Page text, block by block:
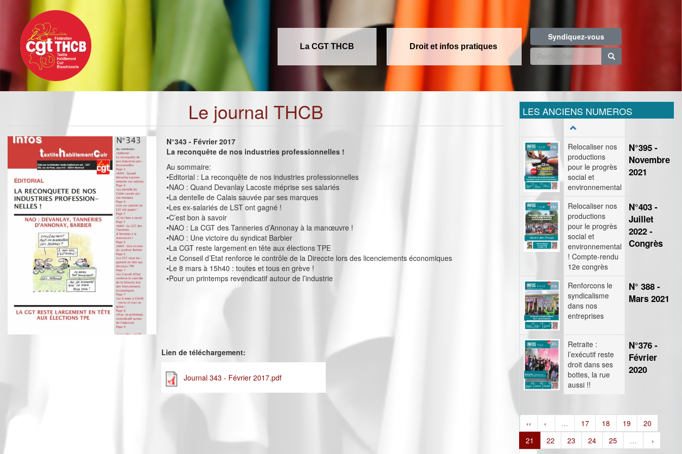
contenu
principal
La CGT THCB Droit et infos pratiques
Syndiquez-vous
Formulaire
recherche
Le journal THCB
N°343 - Février 2017
La reconquête de nos industries professionnelles !
Au sommaire:
•Editorial : La reconquête de nos industries professionnelles
•NAO : Quand Devanlay Lacoste méprise ses salariés
•La dentelle de Calais sauvée par ses marques
•Les ex-salariés de LST ont gagné !
•C’est bon à savoir
•NAO : La CGT des Tanneries d’Annonay à la manœuvre !
•NAO : Une victoire du syndicat Barbier
•La CGT reste largement en tête aux élections TPE
•Le Conseil d’Etat renforce le contrôle de la Direccte lors des licenciements économiques
•Le 8 mars à 15h40 : toutes et tous en grève !
•Pour un printemps revendicatif autour de l’industrie
Lien de téléchargement:
Journal 343 - Février 2017.pdf
LES ANCIENS NUMEROS
Relocaliser nos
productions
pour le progrès
social et
environnemental
N°395 -
Novembre
2021
Relocaliser nos
productions
pour le progrès
social et
environnemental
! Compte-rendu
12e congrès
N°403 -
Juillet
2022 -
Congrès
Renforcons le
syndicalisme
dans nos
entreprises
N° 388 -
Mars 2021
Retraite :
l’exécutif reste
droit dans ses
bottes, la rue
aussi !!
N°376 -
Février
2020
‹‹ ‹ … 17 18 19
20
21
22 23 24 25 …
›